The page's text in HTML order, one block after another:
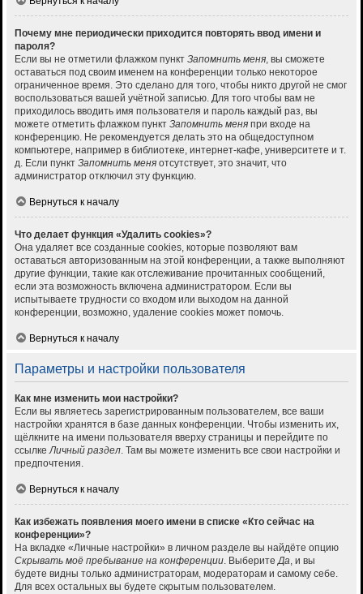
Почему мне периодически приходится повторять ввод имени и
пароля?
Если вы не отметили флажком пункт Запомнить меня, вы сможете
оставаться под своим именем на конференции только некоторое
ограниченное время. Это сделано для того, чтобы никто другой не смог
воспользоваться вашей учётной записью. Для того чтобы вам не
приходилось вводить имя пользователя и пароль каждый раз, вы
можете отметить флажком пункт Запомнить меня при входе на
конференцию. Не рекомендуется делать это на общедоступном
компьютере, например в библиотеке, интернет-кафе, университете и т.
д. Если пункт Запомнить меня отсутствует, это значит, что
администратор отключил эту функцию.
Вернуться к началу
Что делает функция «Удалить cookies»?
Она удаляет все созданные cookies, которые позволяют вам
оставаться авторизованным на этой конференции, а также выполняют
другие функции, такие как отслеживание прочитанных сообщений,
если эта возможность включена администратором. Если вы
испытываете трудности со входом или выходом на данной
конференции, возможно, удаление cookies может помочь.
Вернуться к началу
Параметры и настройки пользователя
Как мне изменить мои настройки?
Если вы являетесь зарегистрированным пользователем, все ваши
настройки хранятся в базе данных конференции. Чтобы изменить их,
щёлкните на имени пользователя вверху страницы и перейдите по
ссылкеЛичный раздел. Там вы можете изменить все свои настройки и
предпочтения.
Вернуться к началу
Как избежать появления моего имени в списке «Кто сейчас на
конференции»?
На вкладке «Личные настройки» в личном разделе вы найдёте опцию
Скрывать моё пребывание на конференции. ВыберитеДа, и вы
будете видны только администраторам, модераторам и самому себе.
Для всех остальных вы будете скрытым пользователем.